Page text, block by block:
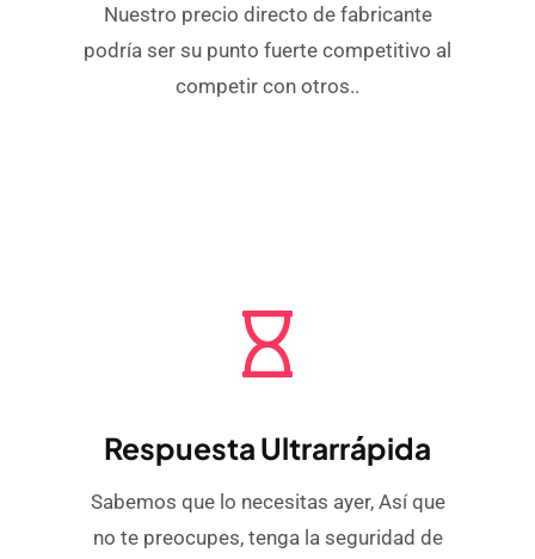
Nuestro precio directo de fabricante
podría ser su punto fuerte competitivo al
competir con otros..
Respuesta Ultrarrápida
Sabemos que lo necesitas ayer, Así que
no te preocupes, tenga la seguridad de